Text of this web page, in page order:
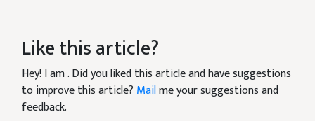
Like this article?
Hey! I am. Did you liked this article and have suggestions
to improve this article? Mailme your suggestions and
feedback.